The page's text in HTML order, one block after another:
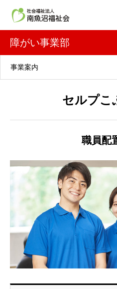
障がい事業部
事業案内
セルプこ
職員配